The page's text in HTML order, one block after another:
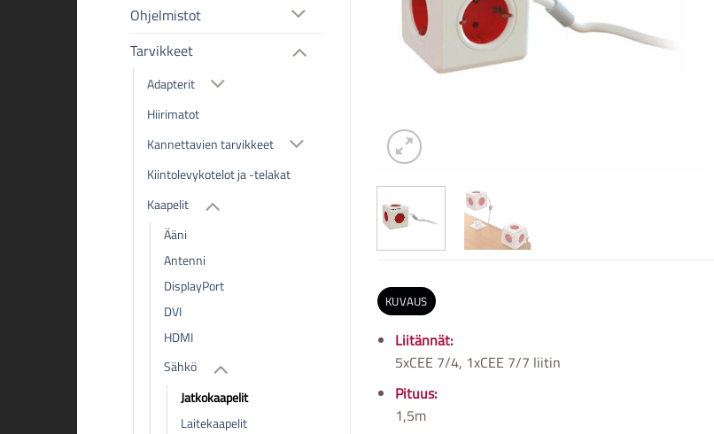
Ohjelmistot
Tarvikkeet
Adapterit
Hiirimatot
Kannettavien tarvikkeet
Kiintolevykotelot ja -telakat
Kaapelit
Ääni
Antenni
DisplayPort
DVI
HDMI
Sähkö
Jatkokaapelit
Laitekaapelit
KUVAUS
Liitännät:
5xCEE 7/4, 1xCEE 7/7 liitin
Pituus:
1,5m